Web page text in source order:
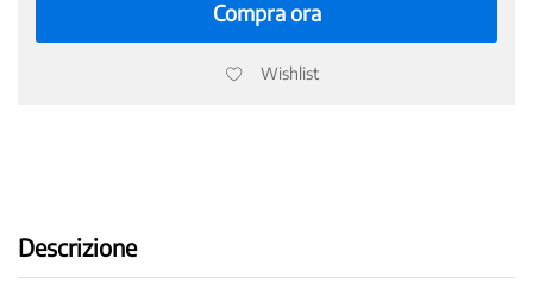
Lattina
Compra ora
Wishlist
Descrizione